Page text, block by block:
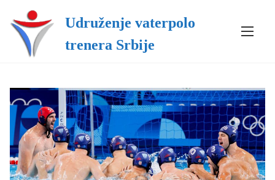
Udruženje vaterpolo
trenera Srbije